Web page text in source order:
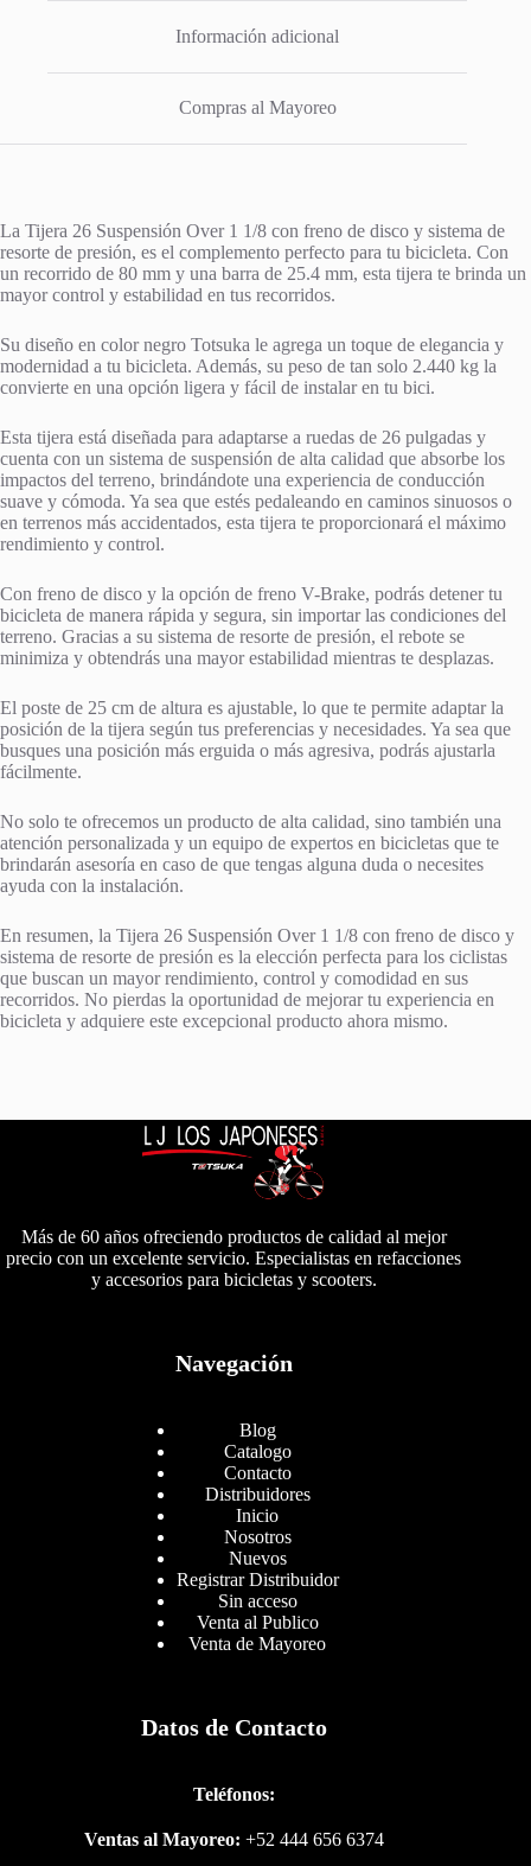
Información adicional
Compras al Mayoreo
La Tijera 26 Suspensión Over 1 1/8 con freno de disco y sistema de
resorte de presión, es el complemento perfecto para tu bicicleta. Con
un recorrido de 80 mm y una barra de 25.4 mm, esta tijera te brinda un
mayor control y estabilidad en tus recorridos.
Su diseño en color negro Totsuka le agrega un toque de elegancia y
modernidad a tu bicicleta. Además, su peso de tan solo 2.440 kg la
convierte en una opción ligera y fácil de instalar en tu bici.
Esta tijera está diseñada para adaptarse a ruedas de 26 pulgadas y
cuenta con un sistema de suspensión de alta calidad que absorbe los
impactos del terreno, brindándote una experiencia de conducción
suave y cómoda. Ya sea que estés pedaleando en caminos sinuosos o
en terrenos más accidentados, esta tijera te proporcionará el máximo
rendimiento y control.
Con freno de disco y la opción de freno V-Brake, podrás detener tu
bicicleta de manera rápida y segura, sin importar las condiciones del
terreno. Gracias a su sistema de resorte de presión, el rebote se
minimiza y obtendrás una mayor estabilidad mientras te desplazas.
El poste de 25 cm de altura es ajustable, lo que te permite adaptar la
posición de la tijera según tus preferencias y necesidades. Ya sea que
busques una posición más erguida o más agresiva, podrás ajustarla
fácilmente.
No solo te ofrecemos un producto de alta calidad, sino también una
atención personalizada y un equipo de expertos en bicicletas que te
brindarán asesoría en caso de que tengas alguna duda o necesites
ayuda con la instalación.
En resumen, la Tijera 26 Suspensión Over 1 1/8 con freno de disco y
sistema de resorte de presión es la elección perfecta para los ciclistas
que buscan un mayor rendimiento, control y comodidad en sus
recorridos. No pierdas la oportunidad de mejorar tu experiencia en
bicicleta y adquiere este excepcional producto ahora mismo.
Más de 60 años ofreciendo productos de calidad al mejor
precio con un excelente servicio. Especialistas en refacciones
y accesorios para bicicletas y scooters.
Navegación
Blog
Catalogo
Contacto
Distribuidores
Inicio
Nosotros
Nuevos
Registrar Distribuidor
Sin acceso
Venta al Publico
Venta de Mayoreo
Datos de Contacto
Teléfonos:
Ventas al Mayoreo: +52 444 656 6374